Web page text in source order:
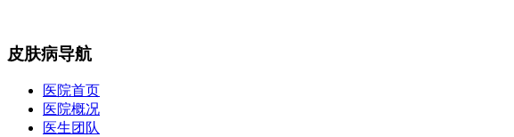
皮肤病导航
医院首页
医院概况
医生团队